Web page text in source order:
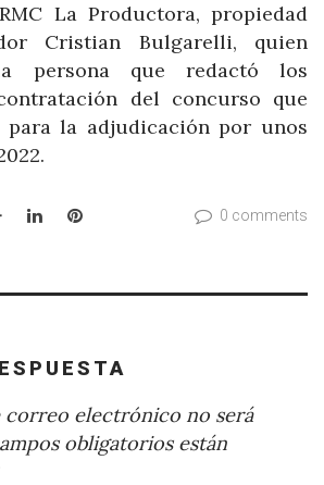
La Productora, propiedad
Cristian Bulgarelli, quien
persona que redactó los
del concurso que
para la adjudicación por unos
Google+LinkedInPinterest 0 comments
electrónico no será
obligatorios están